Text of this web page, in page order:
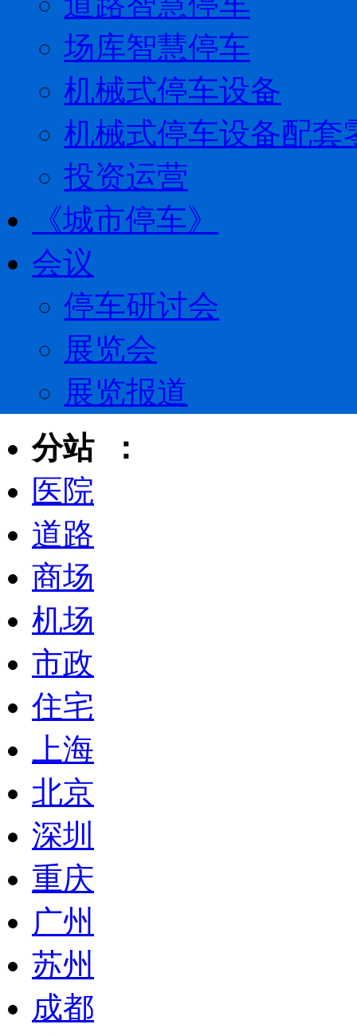
场库智慧停车
机械式停车设备
机械式停车设备配套
投资运营
《城市停车》
会议
停车研讨会
展览会
展览报道
分站 ：
医院
道路
商场
机场
市政
住宅
上海
北京
深圳
重庆
广州
苏州
成都